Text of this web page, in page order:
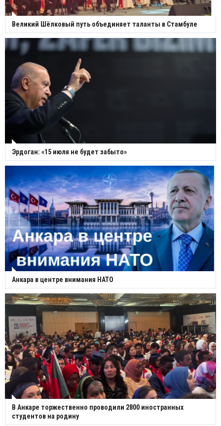
Великий Шёлковый путь объединяет таланты в Стамбуле
Эрдоган: «15 июля не будет забыто»
Анкара в центре внимания НАТО
В Анкаре торжественно проводили 2800 иностранных
студентов на родину